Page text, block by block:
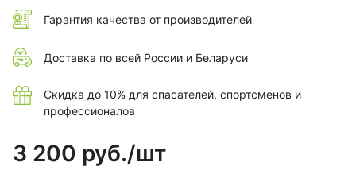
Гарантия качества от производителей
Доставка по всей России и Беларуси
Скидка до 10% для спасателей, спортсменов и
профессионалов
3 200 руб./шт